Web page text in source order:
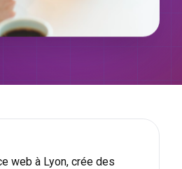
web à Lyon, crée des